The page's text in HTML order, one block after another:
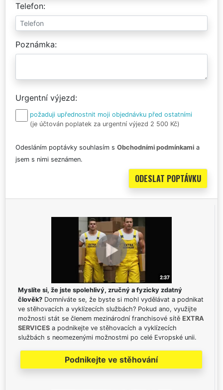
Telefon
Poznámka
Urgentní výjezd
požaduji upřednostnit moji objednávku před ostatními
(je účtován poplatek za urgentní výjezd 2 500 Kč)
Odesláním poptávky souhlasím s Obchodními podmínkami a
jsem s nimi seznámen.
Myslíte si, že jste spolehlivý, zručný a fyzicky zdatný
člověk? Domníváte se, že byste si mohl vydělávat a podnikat
ve stěhovacích a vyklízecích službách? Pokud ano, využijte
možnosti stát se členem mezinárodní franchisové sítě EXTRA
SERVICES a podnikejte ve stěhovacích a vyklízecích
službách s neomezenými možnostmi po celé Evropské unii.
Podnikejte ve stěhování